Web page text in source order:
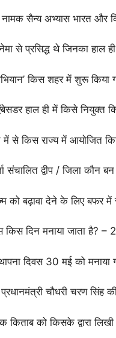
सैन्य अभ्यास भारत और
से प्रसिद्ध थे जिनका हाल
किस शहर में शुरू किया
हाल ही में किसे नियुक्त
में से किस राज्य में आयोजित
संचालित द्वीप / जिला कौन
को बढ़ावा देने के लिए
किस दिन मनाया जाता है? –
दिवस 30 मई को मनाया
चौधरी चरण सिंह
किताब को किसके द्वारा